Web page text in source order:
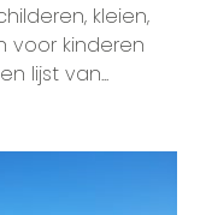
kleien,
voor kinderen
lijst van...